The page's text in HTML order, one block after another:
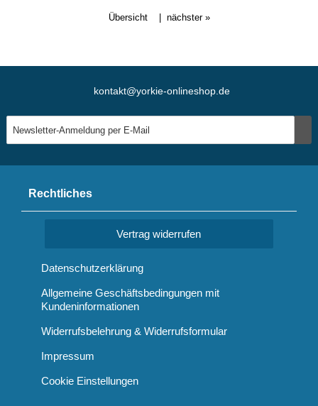
Übersicht| nächster »
kontakt@yorkie-onlineshop.de
Rechtliches
Vertrag widerrufen
Datenschutzerklärung
Allgemeine Geschäftsbedingungen mit
Kundeninformationen
Widerrufsbelehrung & Widerrufsformular
Impressum
Cookie Einstellungen